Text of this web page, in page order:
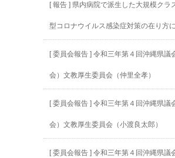
[ 報告 ] 県内病院で派生した大規模クラ
型コロナウイルス感染症対策の在り方
[ 委員会報告 ] 令和三年第４回沖縄県議
会）文教厚生委員会（仲里全孝）
[ 委員会報告 ] 令和三年第４回沖縄県議
会）文教厚生委員会（小渡良太郎）
[ 委員会報告 ] 令和三年第４回沖縄県議